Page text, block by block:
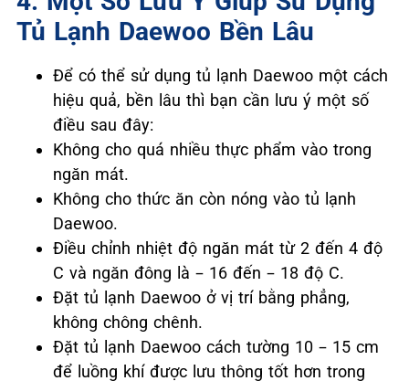
Tủ Lạnh Daewoo Bền Lâu
Để có thể sử dụng tủ lạnh Daewoo một cách
hiệu quả, bền lâu thì bạn cần lưu ý một số
điều sau đây:
Không cho quá nhiều thực phẩm vào trong
ngăn mát.
Không cho thức ăn còn nóng vào tủ lạnh
Daewoo.
Điều chỉnh nhiệt độ ngăn mát từ 2 đến 4 độ
C và ngăn đông là – 16 đến – 18 độ C.
Đặt tủ lạnh Daewoo ở vị trí bằng phẳng,
không chông chênh.
Đặt tủ lạnh Daewoo cách tường 10 – 15 cm
để luồng khí được lưu thông tốt hơn trong